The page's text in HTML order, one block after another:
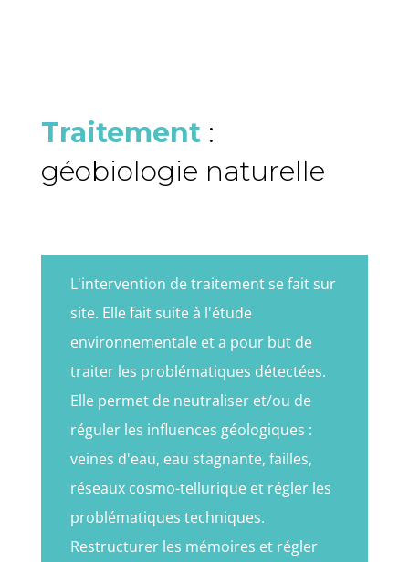
Traitement :
géobiologie naturelle
L'intervention de traitement se fait sur
site. Elle fait suite à l'étude
environnementale et a pour but de
traiter les problématiques détectées.
Elle permet de neutraliser et/ou de
réguler les influences géologiques :
veines d'eau, eau stagnante, failles,
réseaux cosmo-tellurique et régler les
problématiques techniques.
Restructurer les mémoires et régler